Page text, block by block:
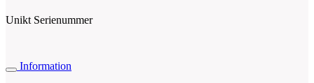
Unikt Serienummer
Information